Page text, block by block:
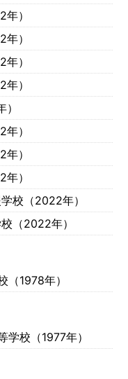
）
）
）
）
）
）
）
校（2022年）
（2022年）
（1978年）
学校（1977年）